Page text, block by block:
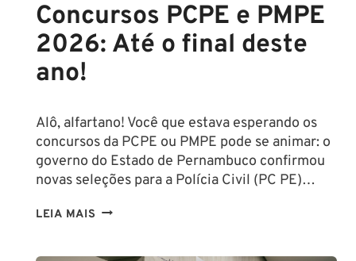
Concursos PCPE e PMPE
2026: Até o final deste
ano!
Alô, alfartano! Você que estava esperando os
concursos da PCPE ou PMPE pode se animar: o
governo do Estado de Pernambuco confirmou
novas seleções para a Polícia Civil (PC PE)…
LEIA MAIS CONCURSOS